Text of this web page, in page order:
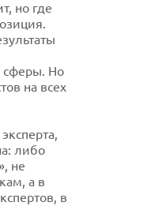
но где
сферы. Но
на всех
либо
не
а в
в